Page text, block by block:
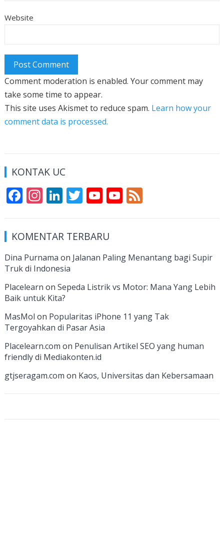
Website
Comment moderation is enabled. Your comment may
take some time to appear.
This site uses Akismet to reduce spam. Learn how your
comment data is processed.
KONTAK UC
F
e
b
o
o
k
In
a
gr
a
m
Li
k
e
dI
n
T
itt
er
Y
u
T
u
e
Y
u
e
h
a
n
n
F
KOMENTAR TERBARU
Dina Purnama on Jalanan Paling Menantang bagi Supir
Truk di Indonesia
Placelearn on Sepeda Listrik vs Motor: Mana Yang Lebih
Baik untuk Kita?
MasMol on Popularitas iPhone 11 yang Tak
Tergoyahkan di Pasar Asia
Placelearn.com on Penulisan Artikel SEO yang human
friendly di Mediakonten.id
gtjseragam.com on Kaos, Universitas dan Kebersamaan